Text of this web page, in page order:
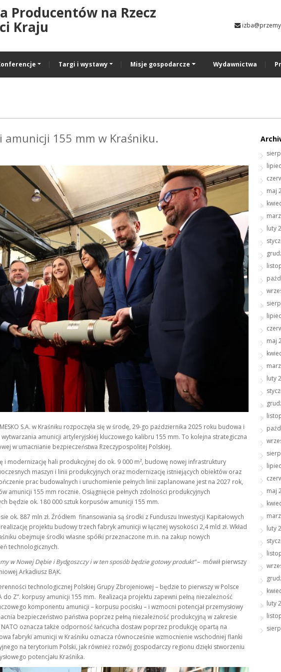
Producentów na Rzecz
Kraju
Targi i wystawy Misje gospodarcze Wydawnictwa
amunicji 155 mm w Kraśniku.
S.A. w Kraśniku rozpoczęła się w środę, 29-go października 2025 roku budowa i
amunicji artyleryjskiej kluczowego kalibru 155 mm. To kolejna strategiczna
w umacnianie bezpieczeństwa Rzeczypospolitej Polskiej.
i modernizację hali produkcyjnej do ok. 9 000 m², budowę nowej infrastruktury
maszyn i linii produkcyjnych oraz modernizację istniejących obiektów oraz
prac budowalnych i uruchomienie pełnych linii zaplanowane jest na 2027 rok,
amunicji 155 mm rocznie. Osiągnięcie pełnych zdolności produkcyjnych
będzie ok. 180 000 sztuk korpusów amunicji 155 mm.
ok. 887 mln zł. Źródłem finansowania są środki z Funduszu Inwestycji Kapitałowych
projektu budowy trzech fabryk amunicji w łącznej wysokości 2,4 mld zł. Wkład
obejmuje środki własne spółki przeznaczone m.in. na zakup nowych
technologicznych.
w Nowej Dębie i Bydgoszczy i w ten sposób będzie gotowy produkt”– mówił pierwszy
Arkadiusz BĄK.
technologicznej Polskiej Grupy Zbrojeniowej – będzie to pierwszy w Polsce
do Z”. korpusy amunicji 155 mm. Realizacja projektu zapewni pełną niezależność
komponentu amunicji – korpusu pocisku – i wzmocni potencjał przemysłowy
bezpieczeństwo państwa poprzez pełną niezależność produkcyjną w zakresie
oznacza także odporność łańcucha dostaw poprzez produkcję opartą na
fabryki amunicji w Kraśniku oznacza równocześnie wzmocnienie wschodniej flanki
na terytorium Polski, jak również rozwój gospodarczy regionu dzięki stworzeniu
potencjału Kraśnika.
maj
luty
maj
luty
maj
luty
luty